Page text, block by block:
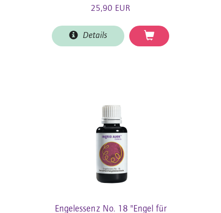
25,90 EUR
Details
Engelessenz No. 18 "Engel für